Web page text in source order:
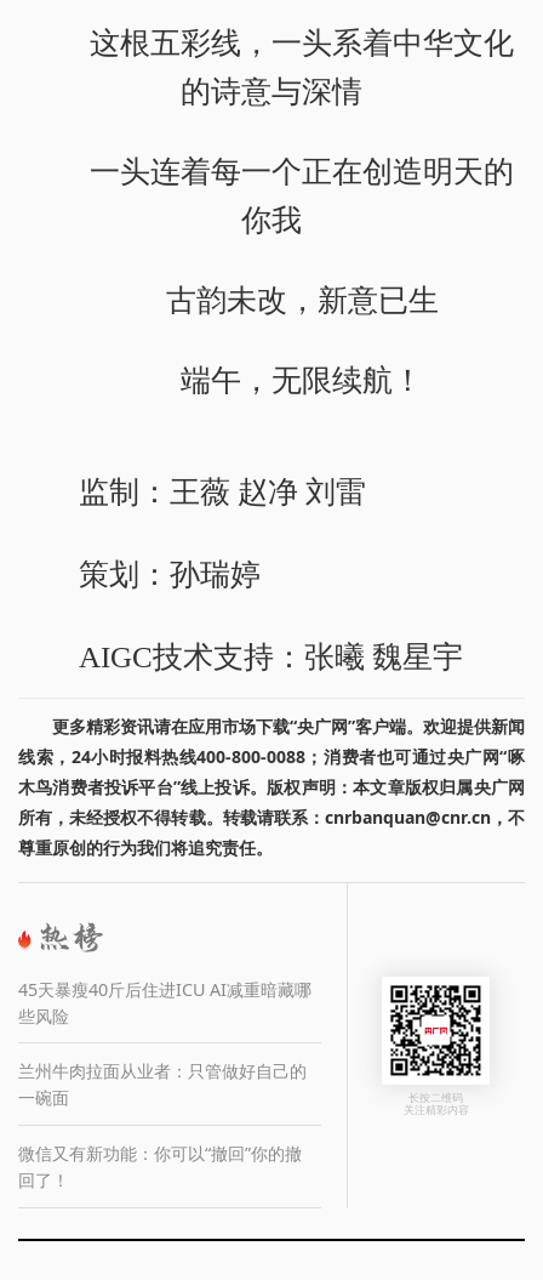
这根五彩线，一头系着中华文化
的诗意与深情
一头连着每一个正在创造明天的
你我
古韵未改，新意已生
端午，无限续航！
监制：王薇 赵净 刘雷
策划：孙瑞婷
AIGC技术支持：张曦 魏星宇
更多精彩资讯请在应用市场下载“央广网”客户端。欢迎提供新闻
线索，24小时报料热线400-800-0088；消费者也可通过央广网“啄
木鸟消费者投诉平台”线上投诉。版权声明：本文章版权归属央广网
所有，未经授权不得转载。转载请联系：cnrbanquan@cnr.cn，不
尊重原创的行为我们将追究责任。
45天暴瘦40斤后住进ICU AI减重暗藏哪
些风险
兰州牛肉拉面从业者：只管做好自己的
一碗面
微信又有新功能：你可以“撤回”你的撤
回了！
长按二维码
关注精彩内容